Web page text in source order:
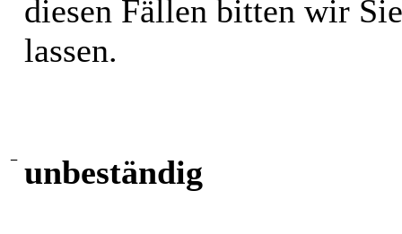
diesen Fällen bitten wir
lassen.
− unbeständig